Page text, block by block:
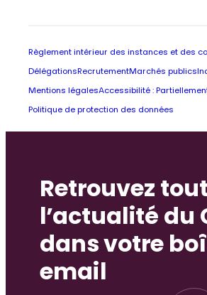
Règlement intérieur des instances et des
Délégations RecrutementMarchés publics
Mentions légalesAccessibilité :
Politique de protection des données
Retrouvez
l’actualité du
dans votre
email